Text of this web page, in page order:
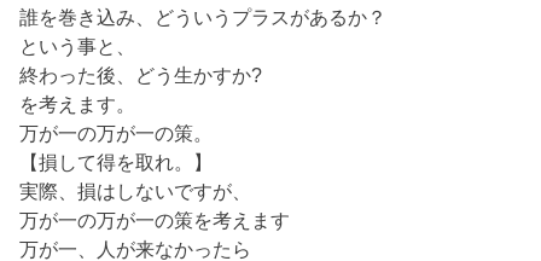
誰を巻き込み、どういうプラスがあるか？
という事と、
終わった後、どう生かすか?
を考えます。
万が一の万が一の策。
【損して得を取れ。】
実際、損はしないですが、
万が一の万が一の策を考えます
万が一、人が来なかったら